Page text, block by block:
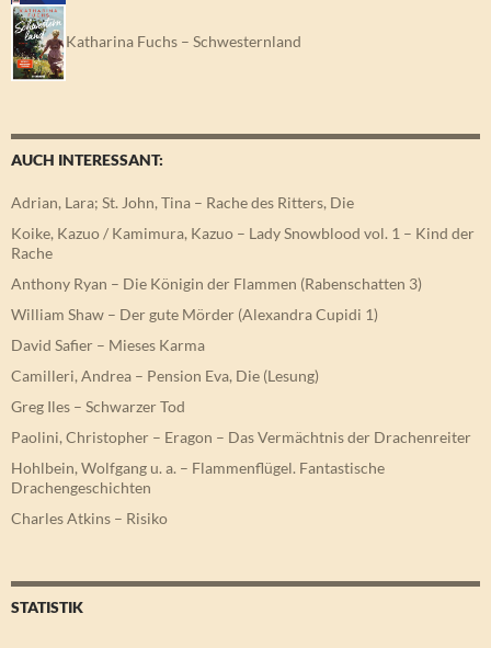
Katharina Fuchs – Schwesternland
AUCH INTERESSANT:
Adrian, Lara; St. John, Tina – Rache des Ritters, Die
Koike, Kazuo / Kamimura, Kazuo – Lady Snowblood vol. 1 – Kind der
Rache
Anthony Ryan – Die Königin der Flammen (Rabenschatten 3)
William Shaw – Der gute Mörder (Alexandra Cupidi 1)
David Safier – Mieses Karma
Camilleri, Andrea – Pension Eva, Die (Lesung)
Greg Iles – Schwarzer Tod
Paolini, Christopher – Eragon – Das Vermächtnis der Drachenreiter
Hohlbein, Wolfgang u. a. – Flammenflügel. Fantastische
Drachengeschichten
Charles Atkins – Risiko
STATISTIK